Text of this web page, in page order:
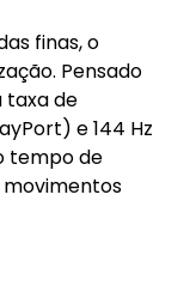
finas, o
Pensado
taxa de
e 144 Hz
tempo de